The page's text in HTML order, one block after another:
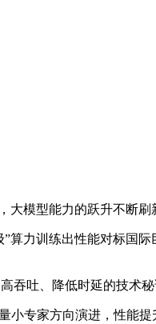
模型能力的跃升不断刷
力训练出性能对标
吐、降低时延的技术秘
专家方向演进，性能